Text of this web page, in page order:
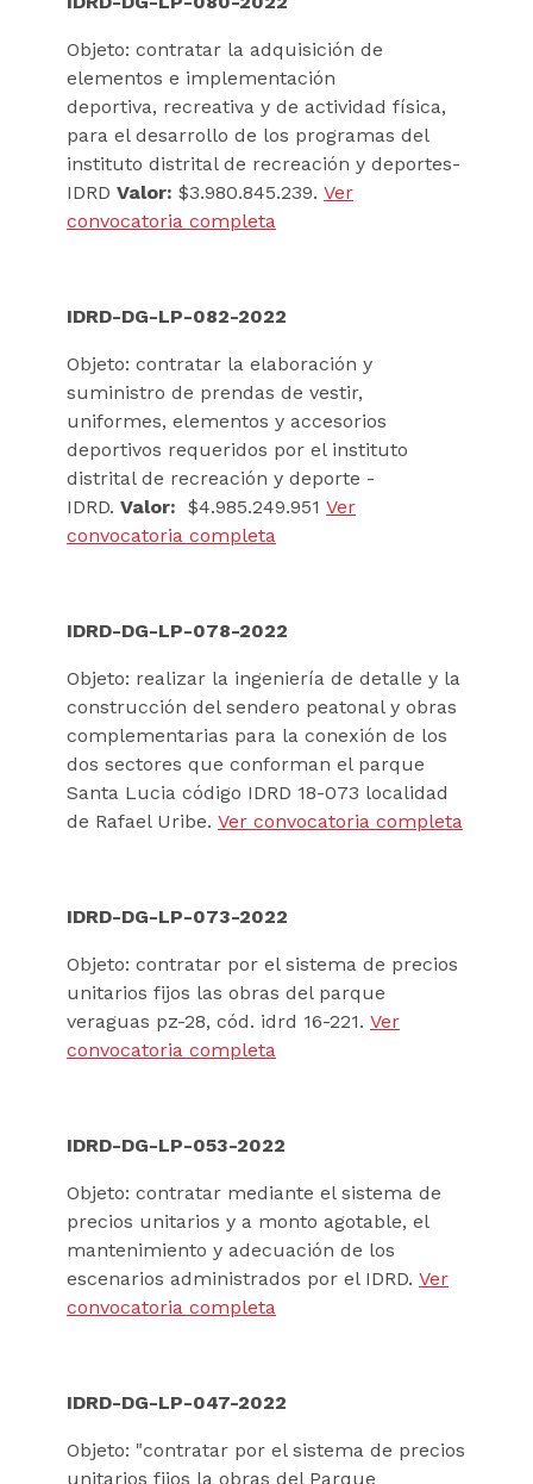
Objeto: contratar la adquisición de
elementos e implementación
deportiva, recreativa y de actividad física,
para el desarrollo de los programas del
instituto distrital de recreación y deportes-
IDRD Valor: $3.980.845.239. Ver
convocatoria completa
IDRD-DG-LP-082-2022
Objeto: contratar la elaboración y
suministro de prendas de vestir,
uniformes, elementos y accesorios
deportivos requeridos por el instituto
distrital de recreación y deporte -
IDRD. Valor: $4.985.249.951 Ver
convocatoria completa
IDRD-DG-LP-078-2022
Objeto: realizar la ingeniería de detalle y la
construcción del sendero peatonal y obras
complementarias para la conexión de los
dos sectores que conforman el parque
Santa Lucia código IDRD 18-073 localidad
de Rafael Uribe. Ver convocatoria completa
IDRD-DG-LP-073-2022
Objeto: contratar por el sistema de precios
unitarios fijos las obras del parque
veraguas pz-28, cód. idrd 16-221. Ver
convocatoria completa
IDRD-DG-LP-053-2022
Objeto: contratar mediante el sistema de
precios unitarios y a monto agotable, el
mantenimiento y adecuación de los
escenarios administrados por el IDRD. Ver
convocatoria completa
IDRD-DG-LP-047-2022
Objeto: "contratar por el sistema de precios
unitarios fijos la obras del Parque